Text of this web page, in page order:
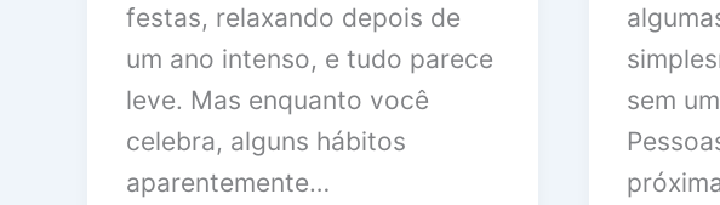
festas, relaxando depois de
um ano intenso, e tudo parece
leve. Mas enquanto você
celebra, alguns hábitos
aparentemente…
sem